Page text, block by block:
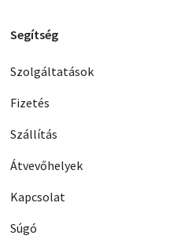
Segítség
Szolgáltatások
Fizetés
Szállítás
Átvevőhelyek
Kapcsolat
Súgó